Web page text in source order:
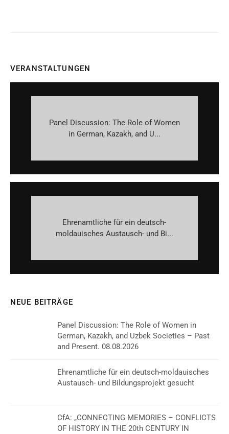
VERANSTALTUNGEN
Panel Discussion: The Role of Women
in German, Kazakh, and U...
Ehrenamtliche für ein deutsch-
moldauisches Austausch- und Bi...
NEUE BEITRÄGE
Panel Discussion: The Role of Women in
German, Kazakh, and Uzbek Societies – Past
and Present. 08.08.2026
Ehrenamtliche für ein deutsch-moldauisches
Austausch- und Bildungsprojekt gesucht
CfA: „CONNECTING MEMORIES – CONFLICTS
OF HISTORY IN THE 20th CENTURY IN